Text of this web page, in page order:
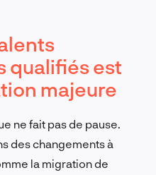
qualifiés est
majeure
ne fait pas de pause.
des changements à
la migration de